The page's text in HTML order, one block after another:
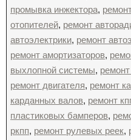
промывка инжектора,
отопителей, ремонт
автоэлектрики, ремонт
ремонт амортизаторов,
выхлопной системы, ремонт
ремонт двигателя, ремонт
карданных валов, ремонт
пластиковых бамперов,
ркпп, ремонт рулевых реек,